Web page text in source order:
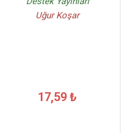
Uğur Koşar
17,59 ₺